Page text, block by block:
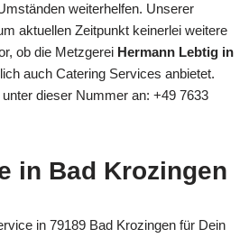
weiterhelfen. Unserer
aktuellen Zeitpunkt keinerlei weitere
ob die Metzgerei Hermann Lebtig in
auch Catering Services anbietet.
dieser Nummer an: +49 7633
in Bad Krozingen
in 79189 Bad Krozingen für Dein